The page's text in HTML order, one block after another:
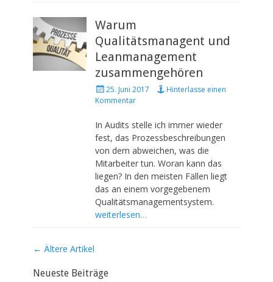
Warum
Qualitätsmanagent und
Leanmanagement
zusammengehören
P
o
t
e
d
o
n
25. Juni 2017
Hinterlasse einen
Kommentar
In Audits stelle ich immer wieder
fest, das Prozessbeschreibungen
von dem abweichen, was die
Mitarbeiter tun. Woran kann das
liegen? In den meisten Fällen liegt
das an einem vorgegebenem
Qualitätsmanagementsystem.
weiterlesen…
Artikel-
← Ältere Artikel
Neueste Beiträge